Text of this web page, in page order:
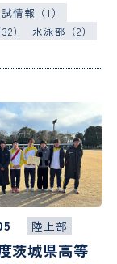
情報（1）
）
水泳部（2）
陸上部
茨城県高等